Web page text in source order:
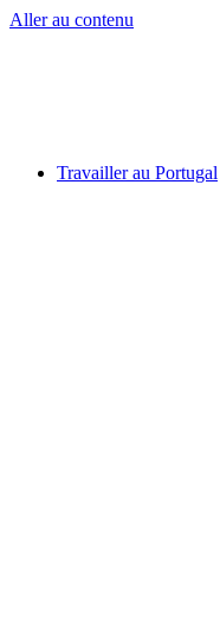
Aller au contenu
Travailler au Portugal